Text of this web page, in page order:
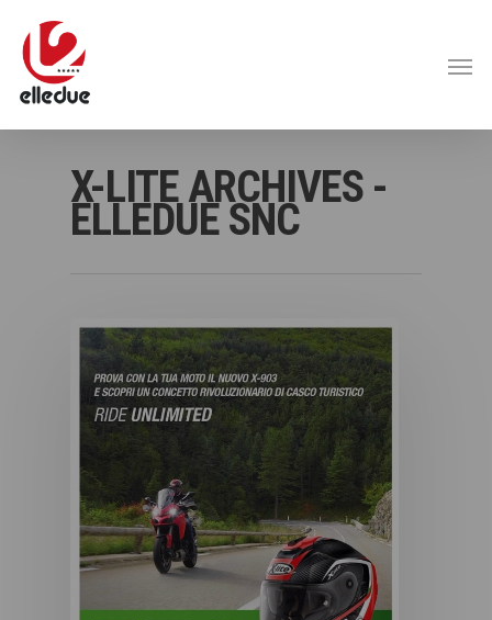
X-LITE ARCHIVES -
ELLEDUE SNC